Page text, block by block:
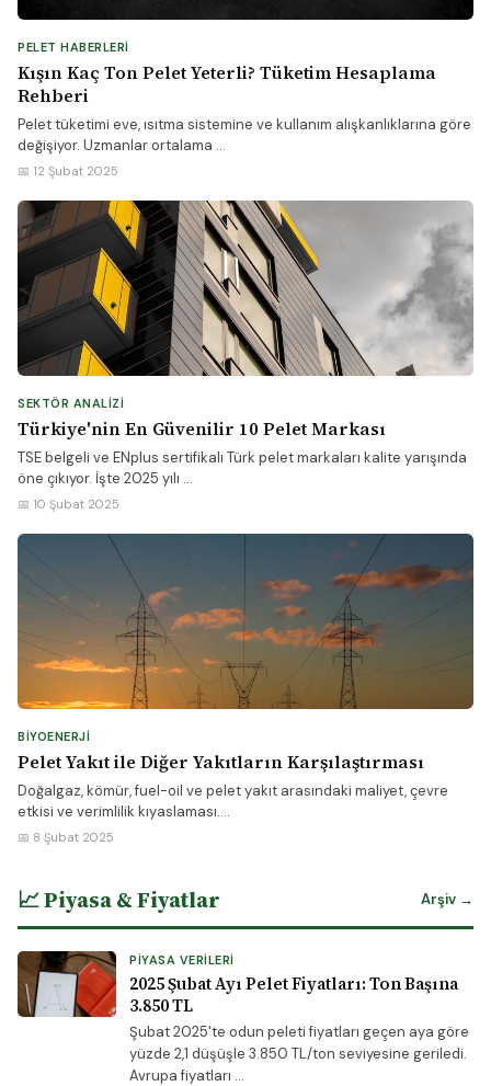
PELET HABERLERI
Kışın Kaç Ton Pelet Yeterli? Tüketim Hesaplama
Rehberi
Pelet tüketimi eve, ısıtma sistemine ve kullanım alışkanlıklarına göre
değişiyor. Uzmanlar ortalama ...
📅 12 Şubat 2025
SEKTÖR ANALIZI
Türkiye'nin En Güvenilir 10 Pelet Markası
TSE belgeli ve ENplus sertifikalı Türk pelet markaları kalite yarışında
öne çıkıyor. İşte 2025 yılı ...
📅 10 Şubat 2025
BIYOENERJI
Pelet Yakıt ile Diğer Yakıtların Karşılaştırması
Doğalgaz, kömür, fuel-oil ve pelet yakıt arasındaki maliyet, çevre
etkisi ve verimlilik kıyaslaması....
📅 8 Şubat 2025
📈 Piyasa & Fiyatlar Arşiv →
PIYASA VERILERI
2025 Şubat Ayı Pelet Fiyatları: Ton Başına
3.850 TL
Şubat 2025'te odun peleti fiyatları geçen aya göre
yüzde 2,1 düşüşle 3.850 TL/ton seviyesine geriledi.
Avrupa fiyatları ...